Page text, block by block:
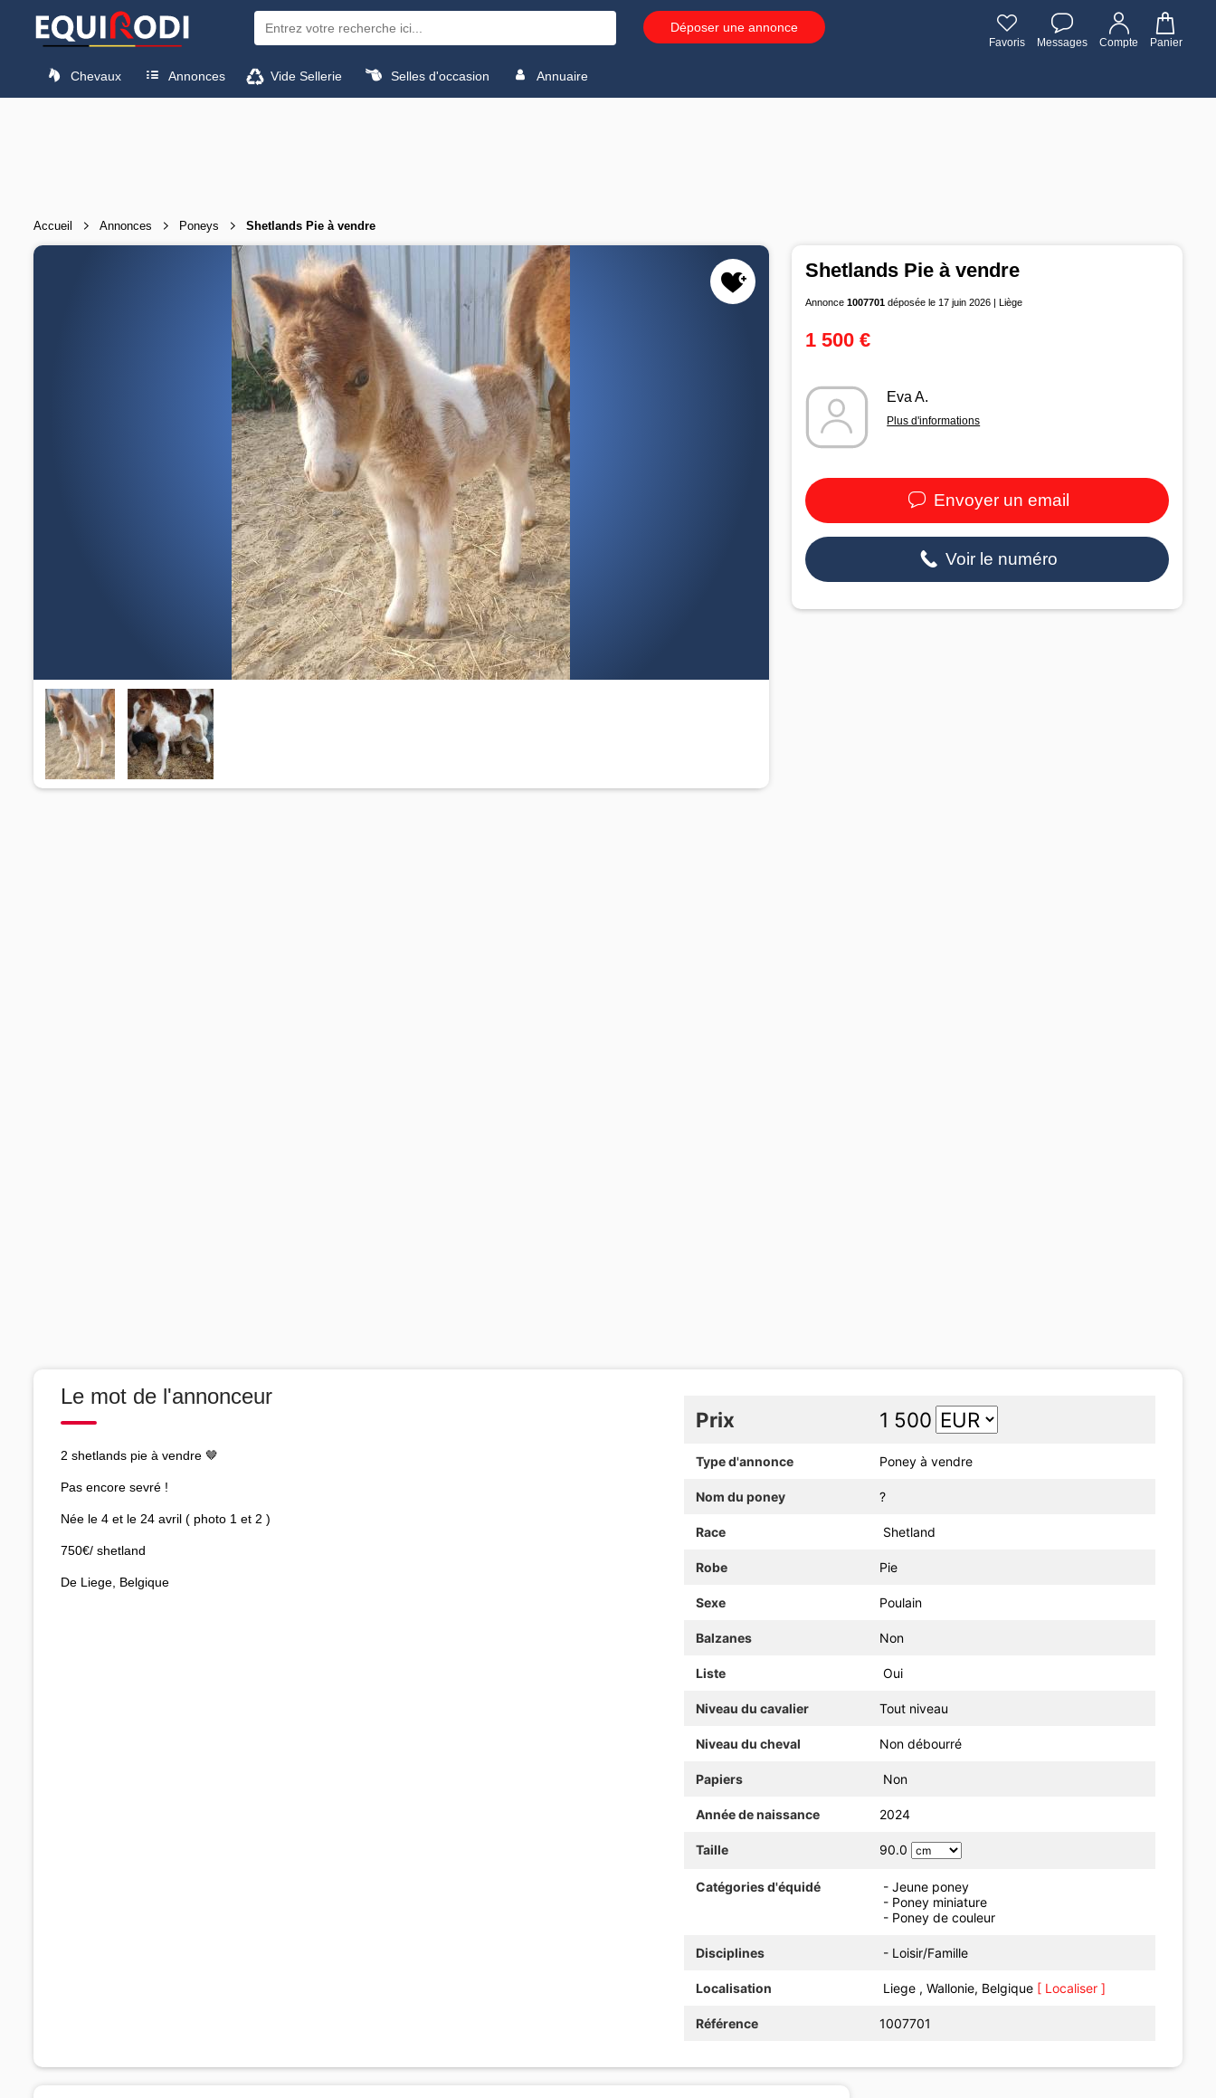
Déposer une annonce
Favoris Messages Compte Panier
Chevaux Annonces Vide Sellerie Selles d'occasion Annuaire
Accueil Annonces Poneys Shetlands Pie à vendre
Shetlands Pie à vendre
Annonce1007701 déposée le 17 juin 2026 | Liège
1 500 €
Eva A.
Plus d'informations
Envoyer un email
Voir le numéro
Le mot de l'annonceur
2 shetlands pie à vendre 🤎
Pas encore sevré !
Née le 4 et le 24 avril ( photo 1 et 2 )
750€/ shetland
De Liege, Belgique
Prix 1 500
Type d'annonce Poney à vendre
Nom du poney ?
Race Shetland
Robe Pie
Sexe Poulain
Balzanes Non
Liste Oui
Niveau du cavalier Tout niveau
Niveau du cheval Non débourré
Papiers Non
Année de naissance 2024
Taille 90.0
Catégories d'équidé
- Jeune poney
- Poney miniature
- Poney de couleur
Disciplines - Loisir/Famille
Localisation Liege , Wallonie, Belgique [ Localiser ]
Référence 1007701